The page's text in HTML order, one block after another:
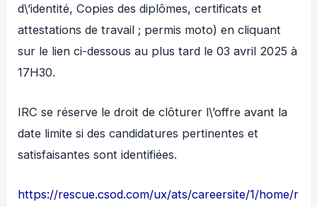
d\’identité, Copies des diplômes, certificats et
attestations de travail ; permis moto) en cliquant
sur le lien ci-dessous au plus tard le 03 avril 2025 à
17H30.
IRC se réserve le droit de clôturer l\’offre avant la
date limite si des candidatures pertinentes et
satisfaisantes sont identifiées.
https://rescue.csod.com/ux/ats/careersite/1/home/r